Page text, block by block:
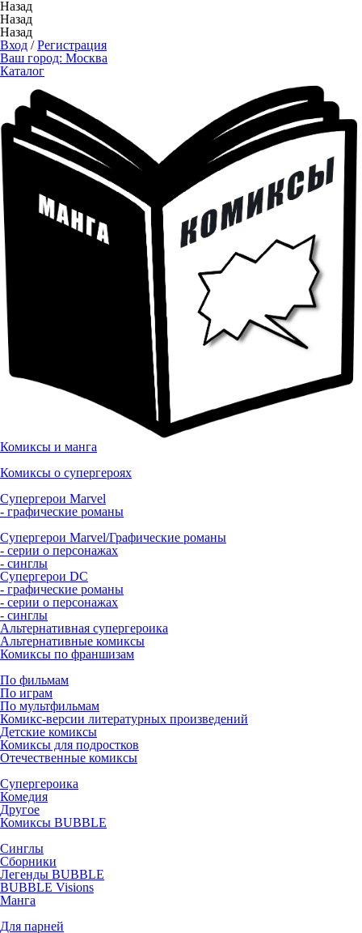
Назад
Назад
Назад
Вход /Регистрация
Ваш город: Москва
Каталог
Комиксы и манга
Комиксы о супергероях
Супергерои Marvel
- графические романы
Супергерои Marvel/Графические романы
- серии о персонажах
- синглы
Супергерои DC
- графические романы
- серии о персонажах
- синглы
Альтернативная супергероика
Альтернативные комиксы
Комиксы по франшизам
По фильмам
По играм
По мультфильмам
Комикс-версии литературных произведений
Детские комиксы
Комиксы для подростков
Отечественные комиксы
Супергероика
Комедия
Другое
Комиксы BUBBLE
Синглы
Сборники
Легенды BUBBLE
BUBBLE Visions
Манга
Для парней